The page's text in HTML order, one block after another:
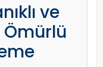
ve
Ömürlü